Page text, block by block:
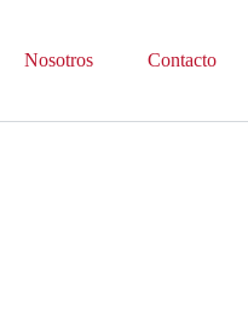
Nosotros Contacto